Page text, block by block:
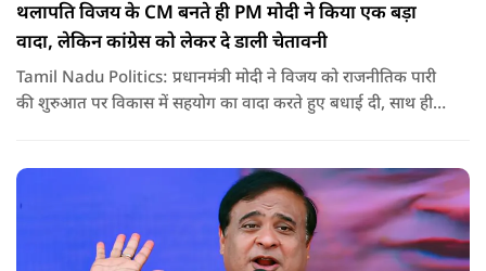
थलापति विजय के CM बनते ही PM मोदी ने किया एक बड़ा
वादा, लेकिन कांग्रेस को लेकर दे डाली चेतावनी
Tamil Nadu Politics: प्रधानमंत्री मोदी ने विजय को राजनीतिक पारी
की शुरुआत पर विकास में सहयोग का वादा करते हुए बधाई दी, साथ ही